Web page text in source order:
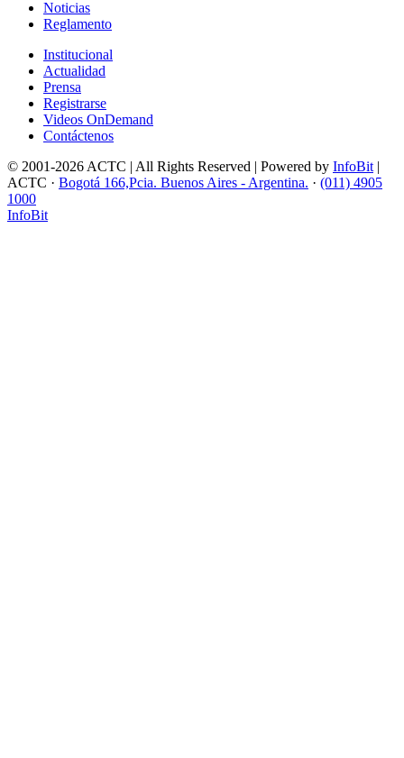
Noticias
Reglamento
Institucional
Actualidad
Prensa
Registrarse
Videos OnDemand
Contáctenos
© 2001-2026 ACTC | All Rights Reserved | Powered by InfoBit |
ACTC · Bogotá 166,Pcia. Buenos Aires - Argentina. · (011) 4905
1000
InfoBit